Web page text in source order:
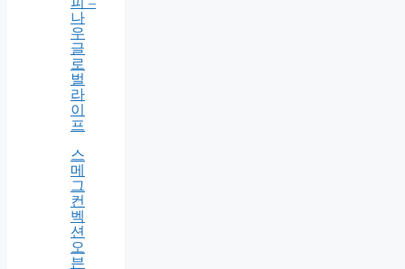
페
베
로
나
원
두
커
피 –
우
글
로
벌
라
이
프